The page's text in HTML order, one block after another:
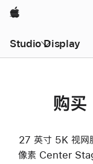
Apple
Studio Display
购
27 英寸 5K 视网
像素 Center